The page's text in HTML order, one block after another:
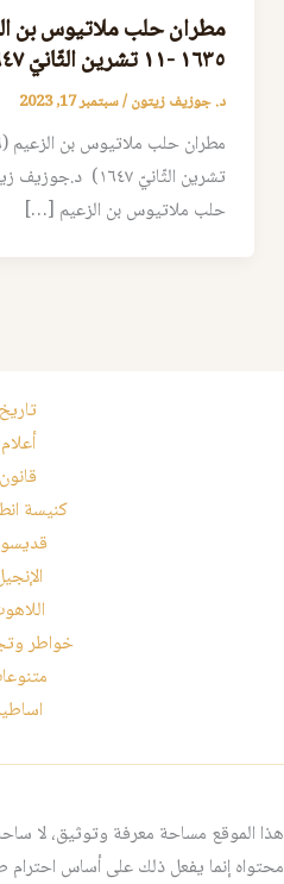
١٦٣٥ -١١ تشرين الثّانيّ ١٦٤٧)
د. جوزيف زيتون/سبتمبر 17, 2023
حلب ملاتيوس بن الزعيم […]
تاريخ
أعلام
قانون
كنيسة
خواطر
هذا الموقع مساحة معرفة وتوثيق، لا
محتواه إنما يفعل ذلك على أساس احترام